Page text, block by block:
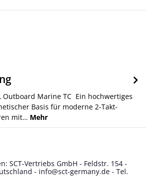
Outboard Marine TC Ein hochwertiges
Basis für moderne 2-Takt-
mit… Mehr
SCT-Vertriebs GmbH - Feldstr. 154 -
- info@sct-germany.de - Tel.